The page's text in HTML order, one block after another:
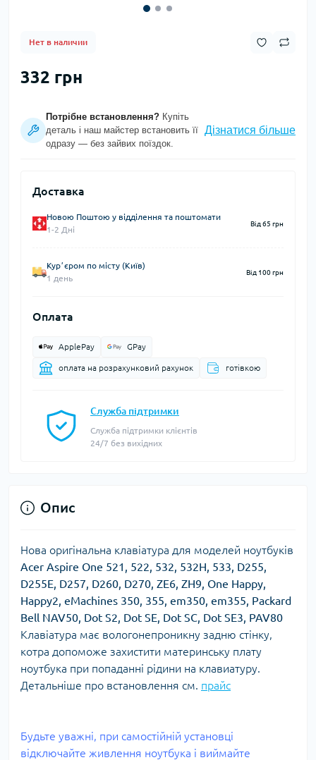
Нет в наличии
332 грн
Потрібне встановлення? Купіть
деталь і наш майстер встановить її
одразу — без зайвих поїздок.
Дізнатися більше
Доставка
Новою Поштою у відділення та поштомати
1-2 Дні
Від 65 грн
Курʼєром по місту (Київ)
1 день
Від 100 грн
Оплата
ApplePay GPay
оплата на розрахунковий рахунок готівкою
Служба підтримки
Служба підтримки клієнтів
24/7 без вихідних
Опис
Нова оригінальна клавіатура для моделей ноутбуків
Acer Aspire One 521, 522, 532, 532H, 533, D255,
D255E, D257, D260, D270, ZE6, ZH9, One Happy,
Happy2, eMachines 350, 355, em350, em355, Packard
Bell NAV50, Dot S2, Dot SE, Dot SC, Dot SE3, PAV80
Клавіатура має вологонепроникну задню стінку,
котра допоможе захистити материнську плату
ноутбука при попаданні рідини на клавиатуру.
Детальніше про встановлення см. прайс
Будьте уважні, при самостійній установці
відключайте живлення ноутбука і виймайте